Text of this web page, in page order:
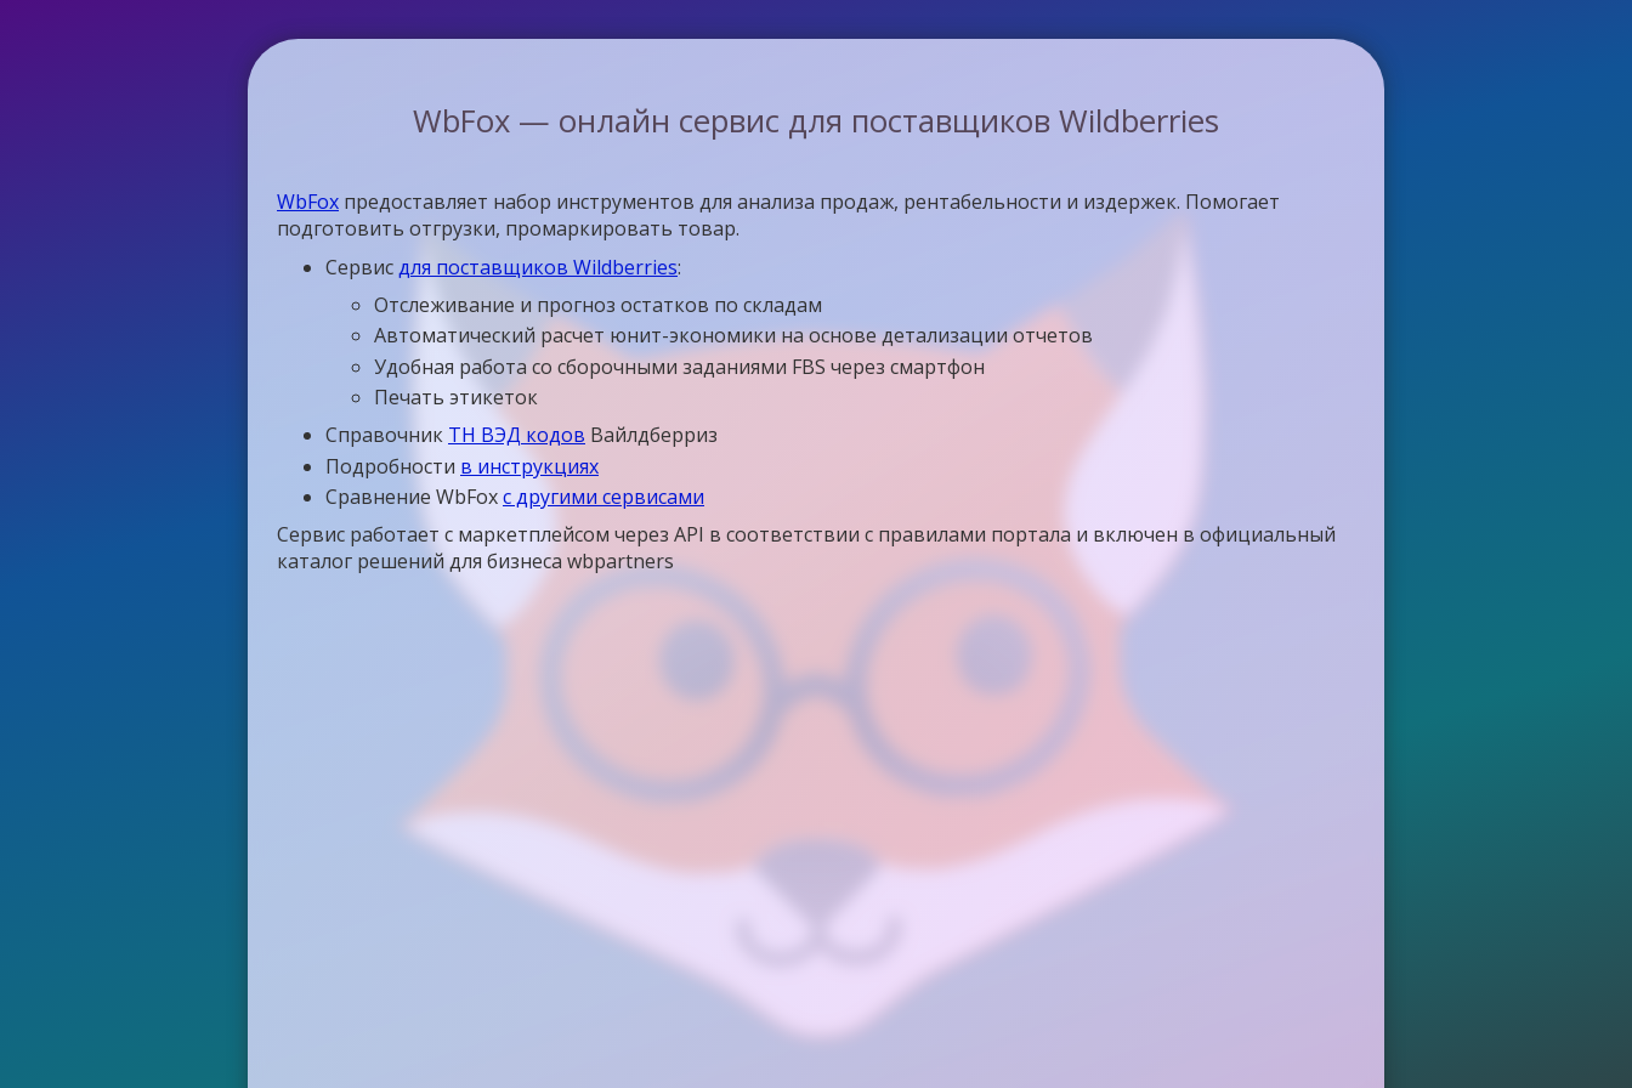
WbFox — онлайн сервис для поставщиков Wildberries
WbFox предоставляет набор инструментов для анализа продаж, рентабельности и издержек. Помогает
подготовить отгрузки, промаркировать товар.
Сервисдля поставщиков Wildberries:
Отслеживание и прогноз остатков по складам
Автоматический расчет юнит-экономики на основе детализации отчетов
Удобная работа со сборочными заданиями FBS через смартфон
Печать этикеток
Справочник ТН ВЭД кодов Вайлдберриз
Подробности в инструкциях
Сравнение WbFoxс другими сервисами
Сервис работает с маркетплейсом через API в соответствии с правилами портала и включен в официальный
каталог решений для бизнеса wbpartners